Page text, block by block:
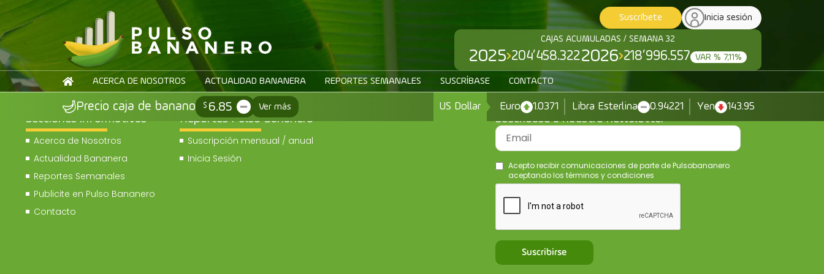
Suscríbete Inicia sesión
CAJAS ACUMULADAS / SEMANA 32
2025 204’458.3222026 218’996.557 VAR % 7,11%
ACERCA DE NOSOTROS ACTUALIDAD BANANERA REPORTES SEMANALES SUSCRÍBASE CONTACTO
Precio caja de banano $ 6.85 Ver más US Dollar Euro 1.0371 Libra Esterlina 0.94221 Yen 143.95
Secciones informativas
Acerca de Nosotros
Actualidad Bananera
Reportes Semanales
Publicite en Pulso Bananero
Contacto
Reportes Pulso Bananero
Suscripción mensual / anual
Inicia Sesión
Suscríbase a nuestro newsletter
Acepto recibir comunicaciones de parte de Pulsobananero
aceptando los términos y condiciones
Suscribirse